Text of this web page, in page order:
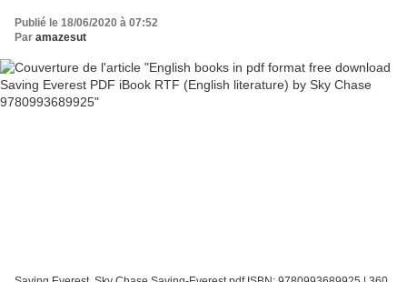
Publié le 18/06/2020 à 07:52
Par amazesut